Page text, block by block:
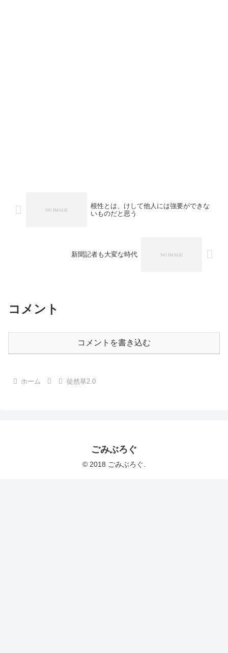
根性とは、けして他人には強要ができな
いものだと思う
新聞記者も大変な時代
コメント
コメントを書き込む
ホーム 徒然草2.0
ごみぶろぐ
© 2018 ごみぶろぐ.